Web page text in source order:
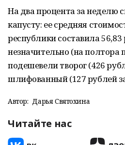
На два процента за неделю
капусту: ее средняя
республики составила
незначительно (на полтора
подешевели творог (426
шлифованный (127 рублей
Автор: Дарья Святохина
Читайте нас